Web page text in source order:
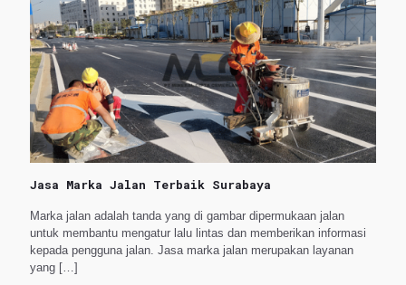
Jasa Marka Jalan Terbaik Surabaya
Marka jalan adalah tanda yang di gambar dipermukaan jalan
untuk membantu mengatur lalu lintas dan memberikan informasi
kepada pengguna jalan. Jasa marka jalan merupakan layanan
yang […]